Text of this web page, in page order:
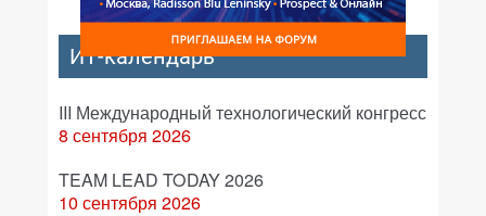
ИТ-календарь
III Международный технологический конгресс
8 сентября 2026
TEAM LEAD TODAY 2026
10 сентября 2026